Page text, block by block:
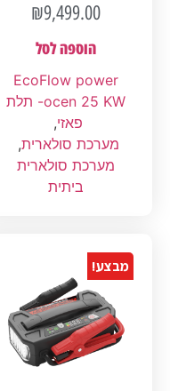
₪9,499.00
הוספה לסל
EcoFlow power
ocen 25 KW- תלת
פאזי,
מערכת סולארית,
מערכת סולארית
ביתית
מבצע!